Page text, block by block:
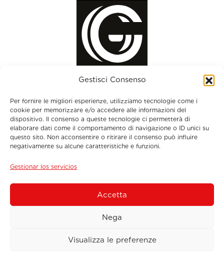
Gestisci Consenso
Per fornire le migliori esperienze, utilizziamo tecnologie come i
cookie per memorizzare e/o accedere alle informazioni del
dispositivo. Il consenso a queste tecnologie ci permetterà di
elaborare dati come il comportamento di navigazione o ID unici su
questo sito. Non acconsentire o ritirare il consenso può influire
negativamente su alcune caratteristiche e funzioni.
Gestionar los servicios
Accetta
Nega
Visualizza le preferenze
Menu
Datos de contacto
© 2026 Sos Tyres International S.r.l. - P.IVA